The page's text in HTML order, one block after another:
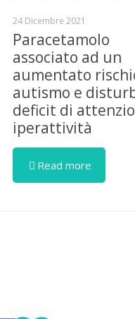
24 Dicembre 2021
Paracetamolo
associato ad un
aumentato
autismo e
deficit di
iperattività
Read more